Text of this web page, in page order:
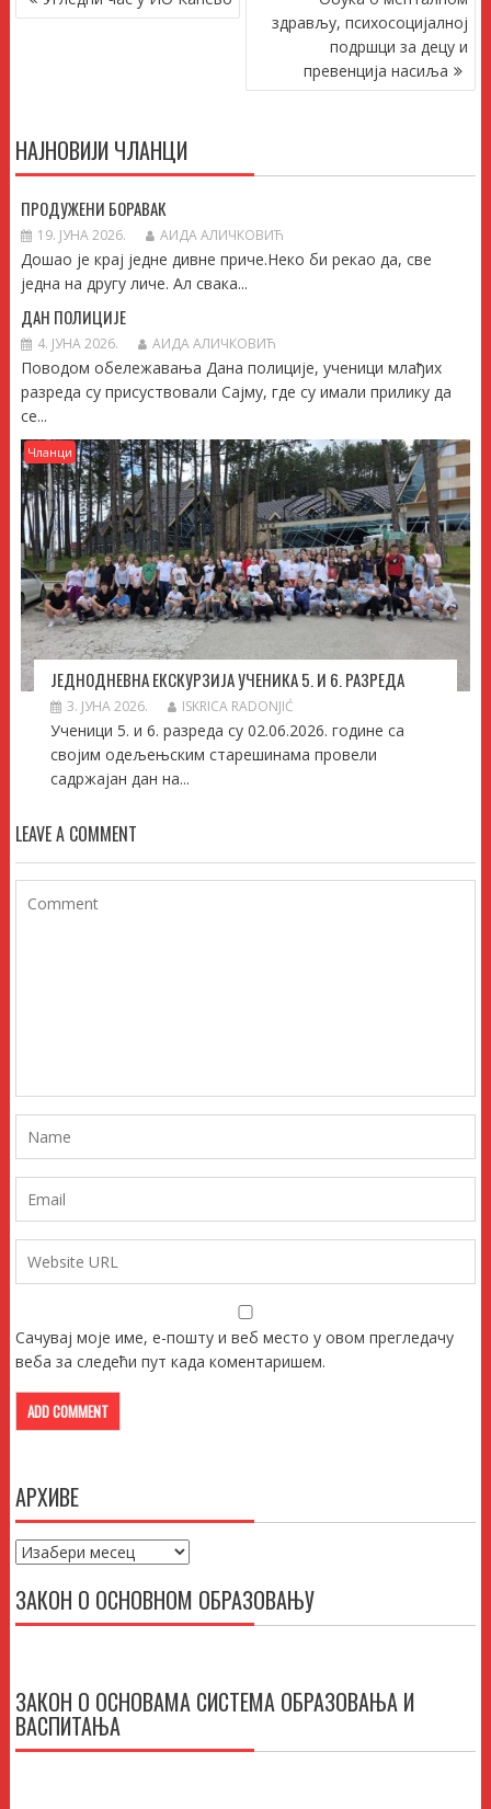
ЧЛАНКА
здрављу, психосоцијалној
подршци за децу и
превенција насиља
НАЈНОВИЈИ ЧЛАНЦИ
ПРОДУЖЕНИ БОРАВАК
19. ЈУНА 2026. АИДА АЛИЧКОВИЋ
Дошао је крај једне дивне приче.Неко би рекао да, све
једна на другу личе. Ал свака...
ДАН ПОЛИЦИЈЕ
4. ЈУНА 2026. АИДА АЛИЧКОВИЋ
Поводом обележавања Дана полиције, ученици млађих
разреда су присуствовали Сајму, где су имали прилику да
се...
Чланци
ЈЕДНОДНЕВНА ЕКСКУРЗИЈА УЧЕНИКА 5. И 6. РАЗРЕДА
3. ЈУНА 2026. ISKRICA RADONJIĆ
Ученици 5. и 6. разреда су 02.06.2026. године са
својим одељењским старешинама провели
садржајан дан на...
LEAVE A COMMENT
Сачувај моје име, е-пошту и веб место у овом прегледачу
веба за следећи пут када коментаришем.
АРХИВЕ
Архиве
ЗАКОН О ОСНОВНОМ ОБРАЗОВАЊУ
ЗАКОН О ОСНОВАМА СИСТЕМА ОБРАЗОВАЊА И
ВАСПИТАЊА